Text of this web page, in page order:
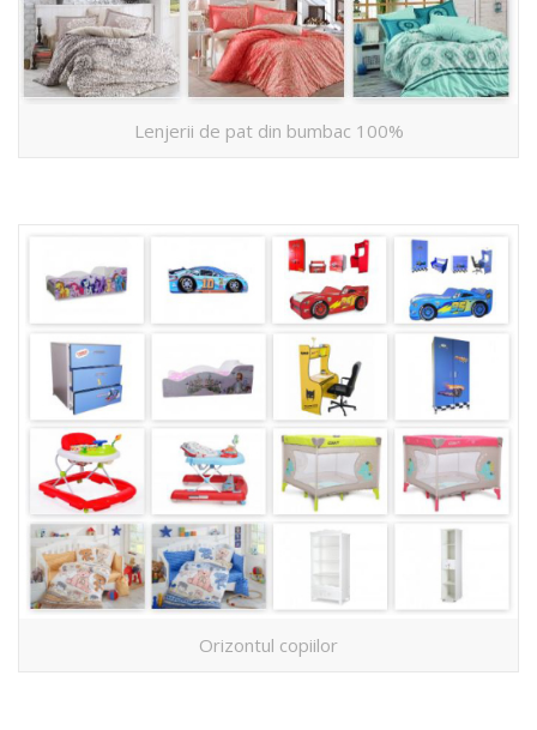
Lenjerii de pat din bumbac 100%
Orizontul copiilor